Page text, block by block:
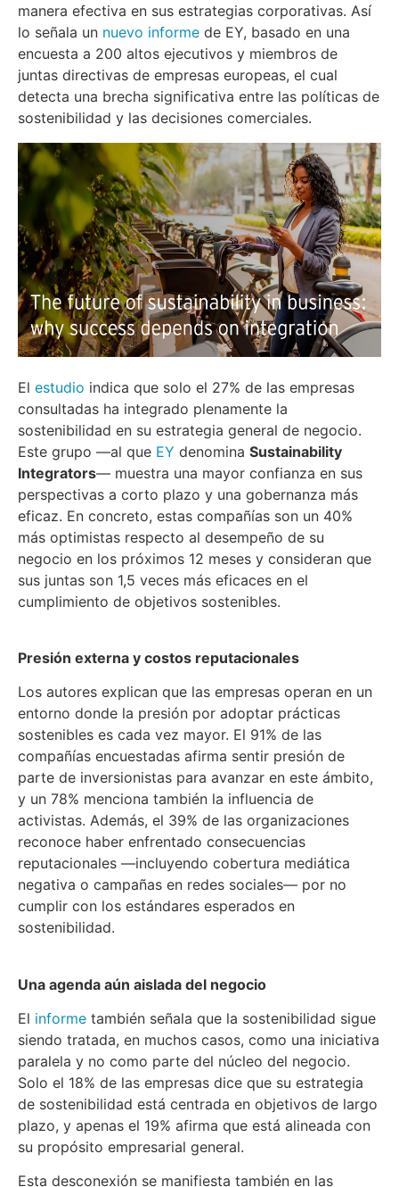
manera efectiva en sus estrategias corporativas. Así
lo señala un nuevo informe de EY, basado en una
encuesta a 200 altos ejecutivos y miembros de
juntas directivas de empresas europeas, el cual
detecta una brecha significativa entre las políticas de
sostenibilidad y las decisiones comerciales.
El estudio indica que solo el 27% de las empresas
consultadas ha integrado plenamente la
sostenibilidad en su estrategia general de negocio.
Este grupo —al que EY denomina Sustainability
Integrators— muestra una mayor confianza en sus
perspectivas a corto plazo y una gobernanza más
eficaz. En concreto, estas compañías son un 40%
más optimistas respecto al desempeño de su
negocio en los próximos 12 meses y consideran que
sus juntas son 1,5 veces más eficaces en el
cumplimiento de objetivos sostenibles.
Presión externa y costos reputacionales
Los autores explican que las empresas operan en un
entorno donde la presión por adoptar prácticas
sostenibles es cada vez mayor. El 91% de las
compañías encuestadas afirma sentir presión de
parte de inversionistas para avanzar en este ámbito,
y un 78% menciona también la influencia de
activistas. Además, el 39% de las organizaciones
reconoce haber enfrentado consecuencias
reputacionales —incluyendo cobertura mediática
negativa o campañas en redes sociales— por no
cumplir con los estándares esperados en
sostenibilidad.
Una agenda aún aislada del negocio
El informe también señala que la sostenibilidad sigue
siendo tratada, en muchos casos, como una iniciativa
paralela y no como parte del núcleo del negocio.
Solo el 18% de las empresas dice que su estrategia
de sostenibilidad está centrada en objetivos de largo
plazo, y apenas el 19% afirma que está alineada con
su propósito empresarial general.
Esta desconexión se manifiesta también en las